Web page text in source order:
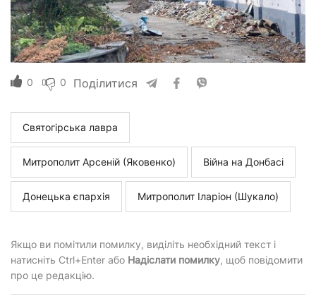
0 0 Поділитися
Святогірська лавра
Митрополит Арсеній (Яковенко) Війна на Донбасі
Донецька єпархія Митрополит Іларіон (Шукало)
Якщо ви помітили помилку, виділіть необхідний текст і
натисніть Ctrl+Enter або Надіслати помилку, щоб повідомити
про це редакцію.